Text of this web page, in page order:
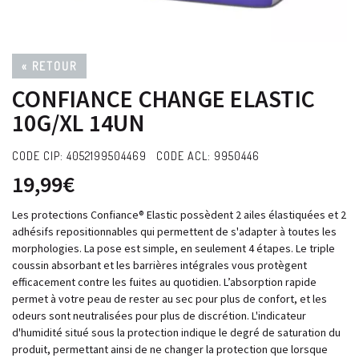
« RETOUR
CONFIANCE CHANGE ELASTIC
10G/XL 14UN
CODE CIP: 4052199504469 CODE ACL: 9950446
19,99€
Les protections Confiance® Elastic possèdent 2 ailes élastiquées et 2
adhésifs repositionnables qui permettent de s'adapter à toutes les
morphologies. La pose est simple, en seulement 4 étapes. Le triple
coussin absorbant et les barrières intégrales vous protègent
efficacement contre les fuites au quotidien. L’absorption rapide
permet à votre peau de rester au sec pour plus de confort, et les
odeurs sont neutralisées pour plus de discrétion. L'indicateur
d'humidité situé sous la protection indique le degré de saturation du
produit, permettant ainsi de ne changer la protection que lorsque